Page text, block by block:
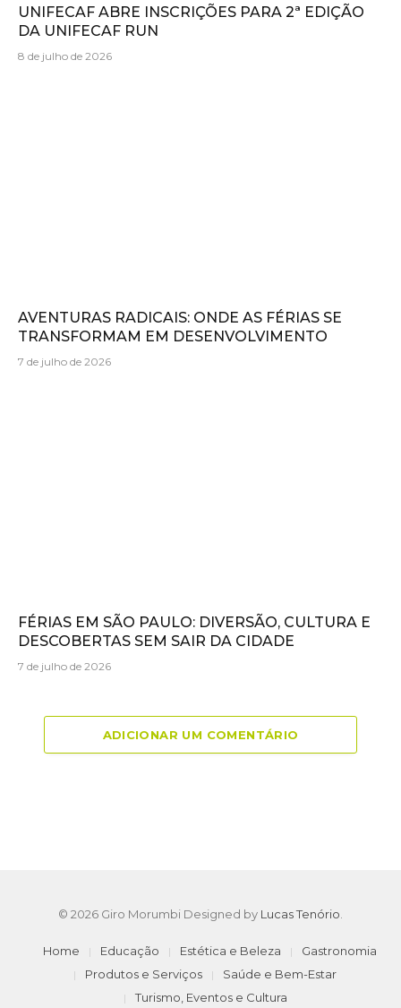
UNIFECAF ABRE INSCRIÇÕES PARA 2ª EDIÇÃO
DA UNIFECAF RUN
8 de julho de 2026
AVENTURAS RADICAIS: ONDE AS FÉRIAS SE
TRANSFORMAM EM DESENVOLVIMENTO
7 de julho de 2026
FÉRIAS EM SÃO PAULO: DIVERSÃO, CULTURA E
DESCOBERTAS SEM SAIR DA CIDADE
7 de julho de 2026
ADICIONAR UM COMENTÁRIO
© 2026 Giro Morumbi Designed by Lucas Tenório.
Home Educação Estética e Beleza
Gastronomia
Produtos e Serviços
Saúde e Bem-Estar
Turismo, Eventos e Cultura